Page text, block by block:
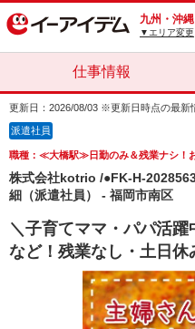
九州・沖縄
▼エリア変更
仕事情報
更新日：2026/08/03 ※更新日時点の最新
派遣社員
職種：≪大橋駅≫日勤のみ＆残業ナシ！
株式会社kotrio /●FK-H-
細（派遣社員） - 福岡市南区
＼子育てママ・パパ活
など！残業なし・土日